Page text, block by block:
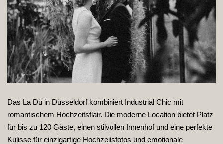
Das La Dü in Düsseldorf kombiniert Industrial Chic mit
romantischem Hochzeitsflair. Die moderne Location bietet Platz
für bis zu 120 Gäste, einen stilvollen Innenhof und eine perfekte
Kulisse für einzigartige Hochzeitsfotos und emotionale